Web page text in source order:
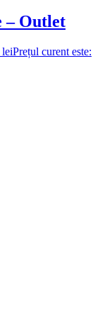
– Outlet
leiPrețul curent este: